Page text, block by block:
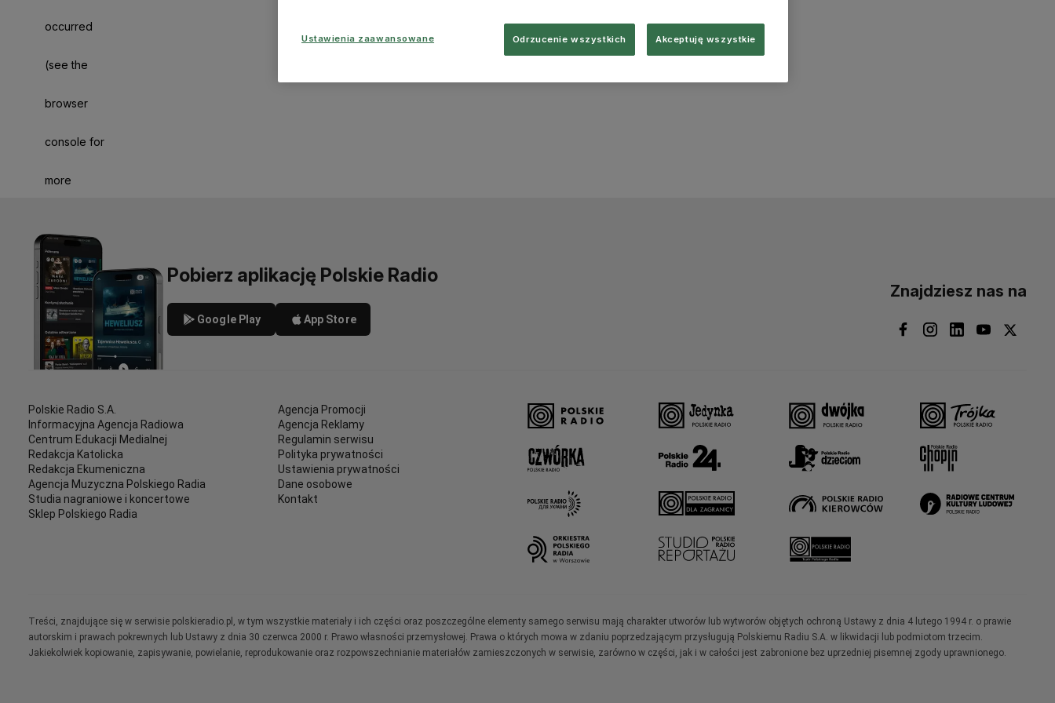
occurred
(see the
browser
console for
more
Pobierz aplikację Polskie Radio
Google Play App Store
Znajdziesz nas na
Polskie Radio S.A.
Informacyjna Agencja Radiowa
Centrum Edukacji Medialnej
Redakcja Katolicka
Redakcja Ekumeniczna
Agencja Muzyczna Polskiego Radia
Studia nagraniowe i koncertowe
Sklep Polskiego Radia
Agencja Promocji
Agencja Reklamy
Regulamin serwisu
Polityka prywatności
Ustawienia prywatności
Dane osobowe
Kontakt
Treści, znajdujące się w serwisie polskieradio.pl, w tym wszystkie materiały i ich części oraz poszczególne elementy samego serwisu mają charakter utworów lub wytworów objętych ochroną Ustawy z dnia 4 lutego 1994 r. o prawie
autorskim i prawach pokrewnych lub Ustawy z dnia 30 czerwca 2000 r. Prawo własności przemysłowej. Prawa o których mowa w zdaniu poprzedzającym przysługują Polskiemu Radiu S.A. w likwidacji lub podmiotom trzecim.
Jakiekolwiek kopiowanie, zapisywanie, powielanie, reprodukowanie oraz rozpowszechnianie materiałów zamieszczonych w serwisie, zarówno w części, jak i w całości jest zabronione bez uprzedniej pisemnej zgody uprawnionego.
Ustawienia zaawansowane Odrzucenie wszystkich Akceptuję wszystkie